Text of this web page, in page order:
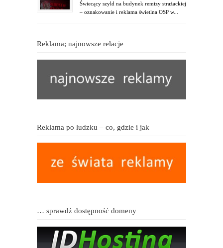
Świecący szyld na budynek remizy strażackiej
– oznakowanie i reklama świetlna OSP w...
Reklama; najnowsze relacje
Reklama po ludzku – co, gdzie i jak
… sprawdź dostępność domeny